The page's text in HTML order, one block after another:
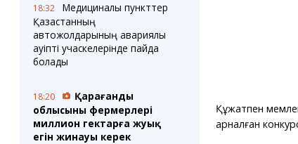
18:32
Медициналық пункттер
Қазақстанның
автожолдарының авариялық
қауіпті учаскелерінде пайда
болады
18:20
Қарағанды
облысының фермерлері
миллион гектарға жуық
егін жинауы керек
Құжатпен
арналған